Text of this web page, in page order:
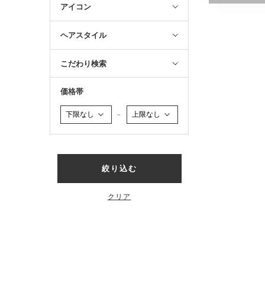
アイコン
ヘアスタイル
こだわり検索
価格帯
～
絞り込む
クリア